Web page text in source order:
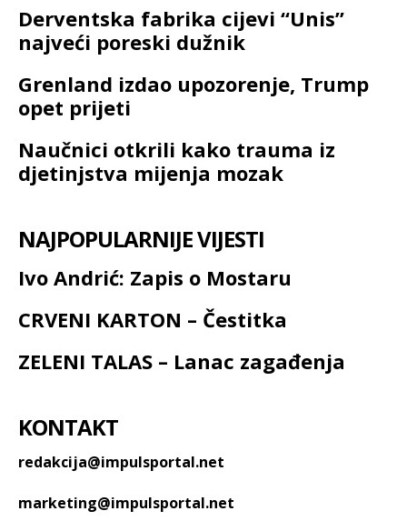
Derventska fabrika cijevi “Unis”
najveći poreski dužnik
Grenland izdao upozorenje, Trump
opet prijeti
Naučnici otkrili kako trauma iz
djetinjstva mijenja mozak
NAJPOPULARNIJE VIJESTI
Ivo Andrić: Zapis o Mostaru
CRVENI KARTON – Čestitka
ZELENI TALAS – Lanac zagađenja
KONTAKT
redakcija@impulsportal.net
marketing@impulsportal.net